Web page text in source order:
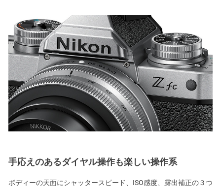
手応えのあるダイヤル操作も楽しい操作系
ボディーの天面にシャッタースピード、ISO感度、露出補正の３つ